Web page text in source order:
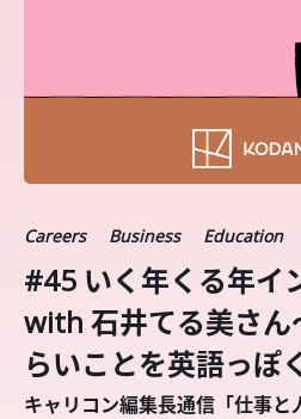
Careers Business Education
#45 いく年くる年イ
with 石井てる美さん
らいことを英語っぽ
キャリコン編集長通信「仕事と